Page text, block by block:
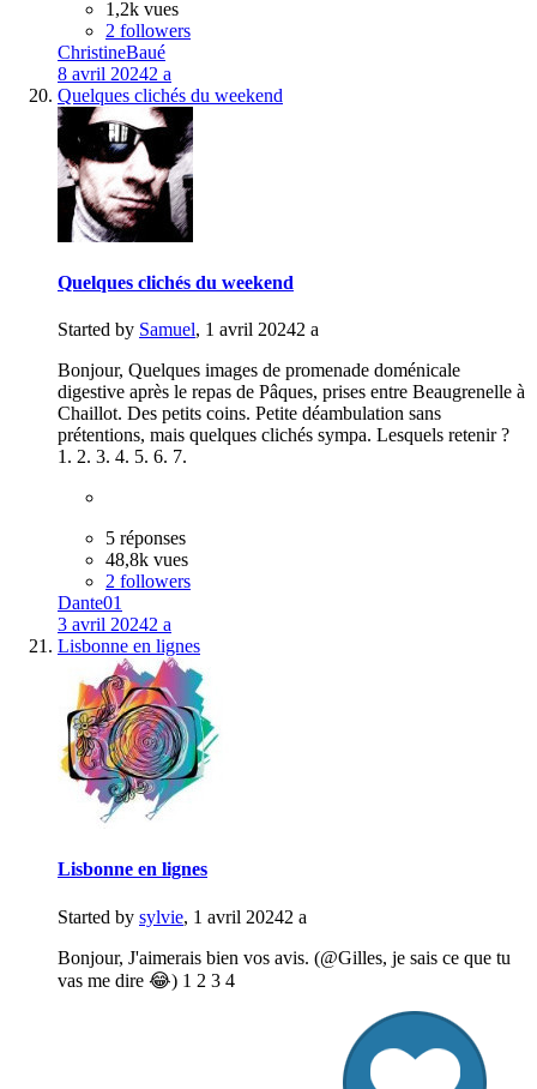
1,2k vues
2 followers
ChristineBaué
8 avril 20242 a
Quelques clichés du weekend
Quelques clichés du weekend
Started by Samuel, 1 avril 20242 a
Bonjour, Quelques images de promenade doménicale
digestive après le repas de Pâques, prises entre Beaugrenelle à
Chaillot. Des petits coins. Petite déambulation sans
prétentions, mais quelques clichés sympa. Lesquels retenir ?
1. 2. 3. 4. 5. 6. 7.
5 réponses
48,8k vues
2 followers
Dante01
3 avril 20242 a
Lisbonne en lignes
Lisbonne en lignes
Started by sylvie, 1 avril 20242 a
Bonjour, J'aimerais bien vos avis. (@Gilles, je sais ce que tu
vas me dire 😂) 1 2 3 4